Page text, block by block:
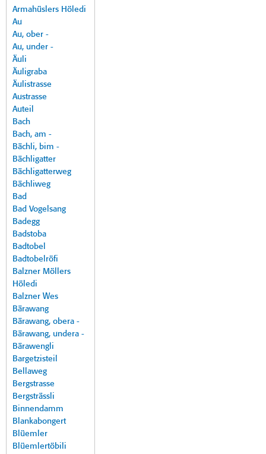
Armahüslers Höledi
Au
Au, ober -
Au, under -
Äuli
Äuligraba
Äulistrasse
Austrasse
Auteil
Bach
Bach, am -
Bächli, bim -
Bächligatter
Bächligatterweg
Bächliweg
Bad
Bad Vogelsang
Badegg
Badstoba
Badtobel
Badtobelröfi
Balzner Möllers
Höledi
Balzner Wes
Bärawang
Bärawang, obera -
Bärawang, undera -
Bärawengli
Bargetzisteil
Bellaweg
Bergstrasse
Bergsträssli
Binnendamm
Blankabongert
Blüemler
Blüemlertöbili